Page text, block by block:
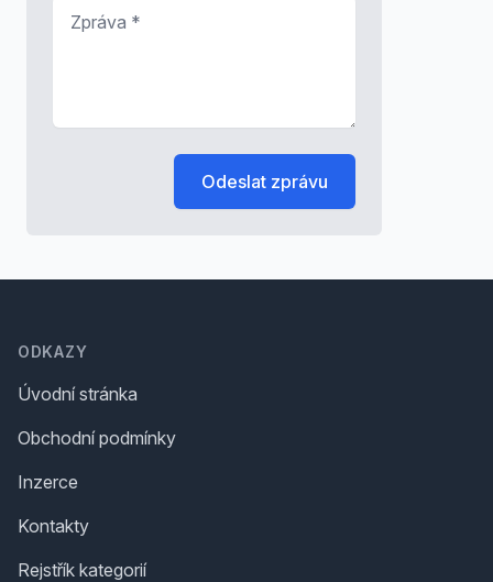
Odeslat zprávu
ODKAZY
Úvodní stránka
Obchodní podmínky
Inzerce
Kontakty
Rejstřík kategorií